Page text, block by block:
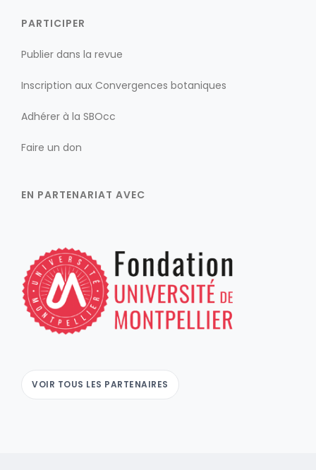
PARTICIPER
Publier dans la revue
Inscription aux Convergences botaniques
Adhérer à la SBOcc
Faire un don
EN PARTENARIAT AVEC
VOIR TOUS LES PARTENAIRES